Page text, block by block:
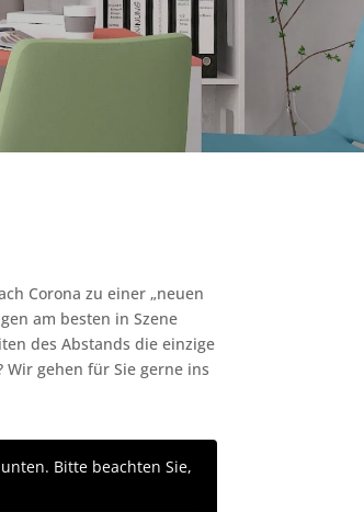
Corona zu einer „neuen
am besten in Szene
des Abstands die einzige
gehen für Sie gerne ins
Bitte beachten Sie,